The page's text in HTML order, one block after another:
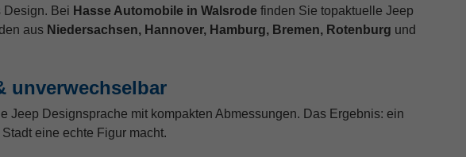
Design. Bei Hasse Automobile in Walsrodefinden Sie topaktuelle Jeep
aus Niedersachsen, Hannover, Hamburg, Bremen, Rotenburg und
unverwechselbar
Jeep Designsprache mit kompakten Abmessungen. Das Ergebnis: ein
eine echte Figur macht.